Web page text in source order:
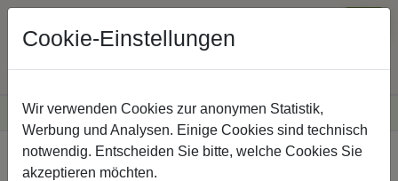
VersandkostenfreieLieferung innerhalb Deutschlands
Sichere Zahlung
Startseite Gardinenstangen Metall
Cookie-Einstellungen
Wir verwenden Cookies zur anonymen Statistik,
Werbung und Analysen. Einige Cookies sind technisch
notwendig. Entscheiden Sie bitte, welche Cookies Sie
akzeptieren möchten.